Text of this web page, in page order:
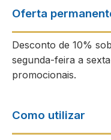
Oferta
Desconto de 10%
segunda-feira a
promocionais.
Como utilizar